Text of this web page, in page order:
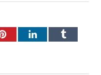
PinterestLinkedInTumblr